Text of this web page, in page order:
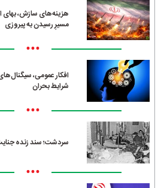
هزینه‌های سازش، بهای
مسیرِ رسیدن به پیروزی
•••
افکار عمومی،
شرایط بحران
•••
سردشت؛ سند زنده
•••